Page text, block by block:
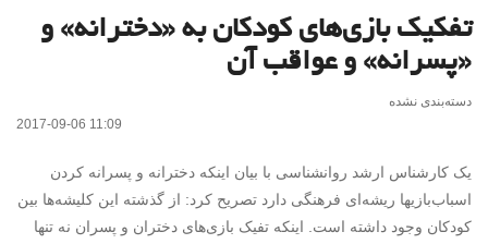
تفکیک بازی‌های کودکان به «دخترانه» و
«پسرانه» و عواقب آن
دسته‌بندی نشده
2017-09-06 11:09
یک کارشناس ارشد روانشناسی با بیان اینکه دخترانه و پسرانه کردن
اسباب‌بازیها ریشه‌ای فرهنگی دارد تصریح کرد: از گذشته این کلیشه‌ها بین
کودکان وجود داشته است. اینکه تفیک بازی‌های دختران و پسران نه تنها